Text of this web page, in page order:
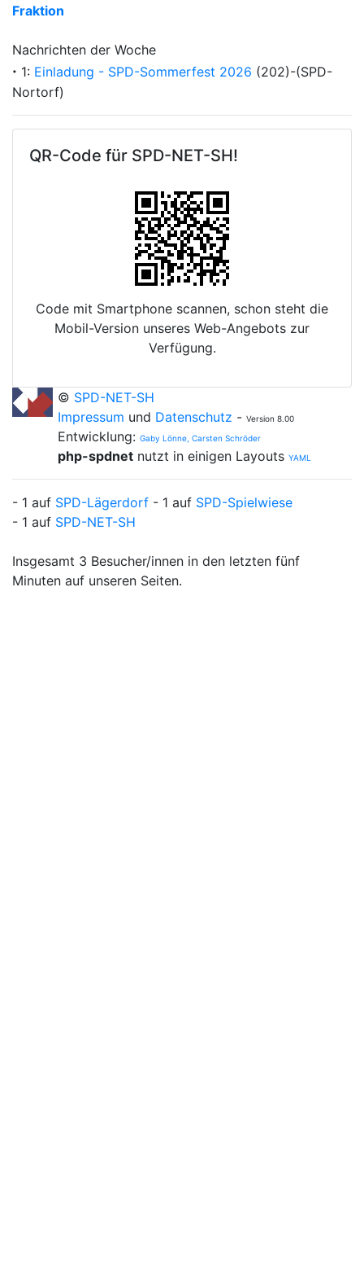
Fraktion
Nachrichten der Woche
· 1: Einladung - SPD-Sommerfest 2026 (202)-(SPD-
Nortorf)
QR-Code für SPD-NET-SH!
Code mit Smartphone scannen, schon steht die
Mobil-Version unseres Web-Angebots zur
Verfügung.
© SPD-NET-SH
Impressum und Datenschutz - Version 8.00
Entwicklung: Gaby Lönne, Carsten Schröder
php-spdnet nutzt in einigen Layouts YAML
- 1 auf SPD-Lägerdorf - 1 auf SPD-Spielwiese
- 1 auf SPD-NET-SH
Insgesamt 3 Besucher/innen in den letzten fünf
Minuten auf unseren Seiten.